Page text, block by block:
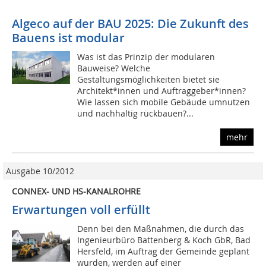
Algeco auf der BAU 2025: Die Zukunft des
Bauens ist modular
Was ist das Prinzip der modularen
Bauweise? Welche
Gestaltungsmöglichkeiten bietet sie
Architekt*innen und Auftraggeber*innen?
Wie lassen sich mobile Gebäude umnutzen
und nachhaltig rückbauen?...
mehr
Ausgabe 10/2012
CONNEX- UND HS-KANALROHRE
Erwartungen voll erfüllt
Denn bei den Maßnahmen, die durch das
Ingenieurbüro Battenberg & Koch GbR, Bad
Hersfeld, im Auftrag der Gemeinde geplant
wurden, werden auf einer